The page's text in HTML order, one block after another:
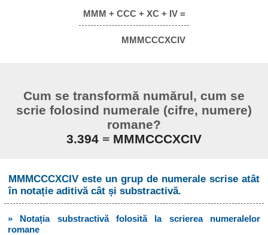
MMM + CCC + XC + IV =
MMMCCCXCIV
Cum se transformă numărul, cum se
scrie folosind numerale (cifre, numere)
romane?
3.394 = MMMCCCXCIV
MMMCCCXCIV este un grup de numerale scrise atât
în notație aditivă cât și substractivă.
» Notația substractivă folosită la scrierea numeralelor
romane